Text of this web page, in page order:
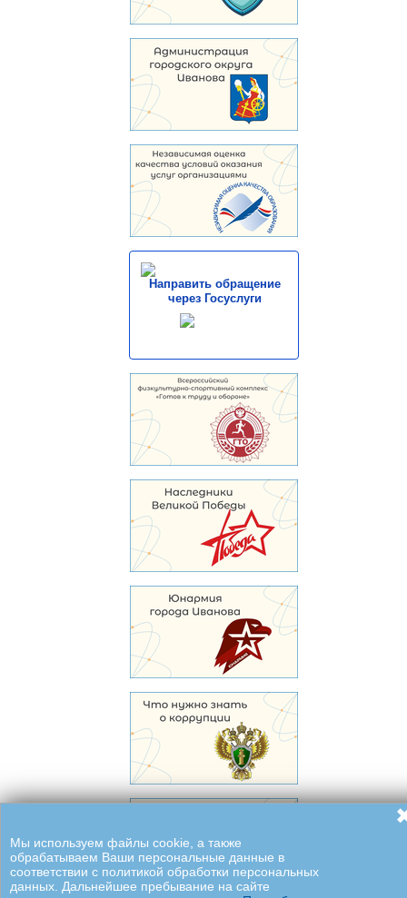
Направить обращение
через Госуслуги
Мы используем файлы cookie, а также
обрабатываем Ваши персональные данные в
соответствии с политикой обработки персональных
данных. Дальнейшее пребывание на сайте